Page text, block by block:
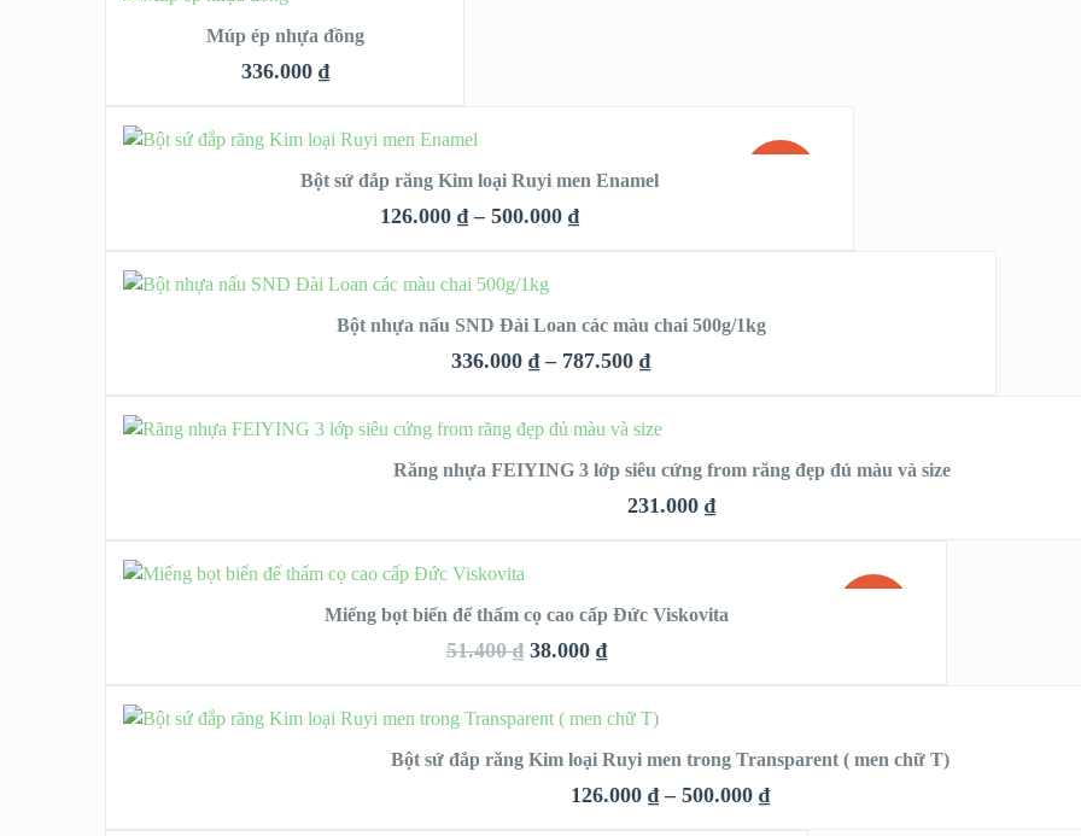
VIEW DETAILS
Múp ép nhựa đồng
336.000 ₫
CHỌN
Bột sứ đắp răng Kim loại Ruyi men Enamel
126.000 ₫ – 500.000 ₫
VIEW DETAILS
CHỌN
Bột nhựa nấu SND Đài Loan các màu chai 500g/1kg
336.000 ₫ – 787.500 ₫
VIEW DETAILS
CHỌN
Răng nhựa FEIYING 3 lớp siêu cứng from răng đẹp đủ màu và size
231.000 ₫
VIEW DETAILS
THÊM VÀO GIỎ HÀNG
Miếng bọt biển để thấm cọ cao cấp Đức Viskovita
51.400₫ 38.000 ₫
CHỌN
Bột sứ đắp răng Kim loại Ruyi men trong Transparent ( men chữ T)
126.000 ₫ – 500.000 ₫